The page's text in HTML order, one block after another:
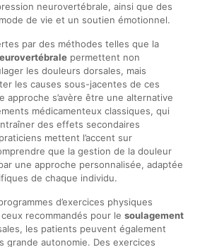
neurovertébrale, ainsi que des
de vie et un soutien émotionnel.
par des méthodes telles que la
permettent non
les douleurs dorsales, mais
les causes sous-jacentes de ces
approche s’avère être une alternative
médicamenteux classiques, qui
des effets secondaires
mettent l’accent sur
que la gestion de la douleur
une approche personnalisée, adaptée
de chaque individu.
d’exercices physiques
recommandés pour le soulagement
les patients peuvent également
grande autonomie. Des exercices